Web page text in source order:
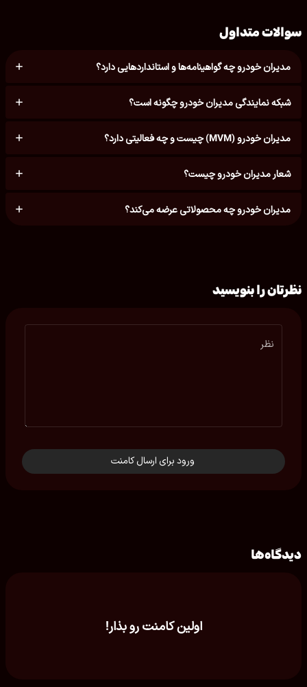
سوالات متداول
مدیران خودرو چه گواهینامه‌ها و استانداردهایی دارد؟
شبکه نمایندگی مدیران خودرو چگونه است؟
مدیران خودرو (MVM) چیست و چه فعالیتی دارد؟
شعار مدیران خودرو چیست؟
مدیران خودرو چه محصولاتی عرضه می‌کند؟
نظرتان را بنویسید
نظر
ورود برای ارسال کامنت
دیدگاه‌ها
اولین کامنت رو بذار!